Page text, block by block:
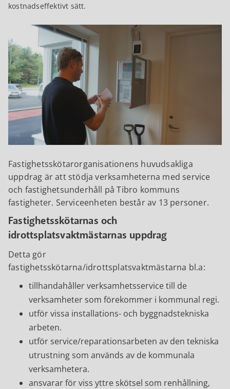
kostnadseffektivt sätt.
Fastighetsskötarorganisationens huvudsakliga
uppdrag är att stödja verksamheterna med service
och fastighetsunderhåll på Tibro kommuns
fastigheter. Serviceenheten består av 13 personer.
Fastighetsskötarnas och
idrottsplatsvaktmästarnas uppdrag
Detta gör
fastighetsskötarna/idrottsplatsvaktmästarna bl.a:
tillhandahåller verksamhetsservice till de
verksamheter som förekommer i kommunal regi.
utför vissa installations- och byggnadstekniska
arbeten.
utför service/reparationsarbeten av den tekniska
utrustning som används av de kommunala
verksamhetera.
ansvarar för viss yttre skötsel som renhållning,